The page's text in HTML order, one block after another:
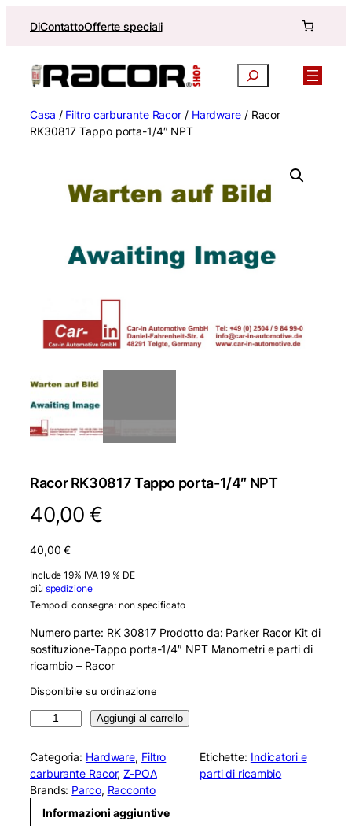
DiContattoOfferte speciali
Ricerca
Casa / Filtro carburante Racor / Hardware/ Racor
RK30817 Tappo porta-1/4″ NPT
Racor RK30817 Tappo porta-1/4″ NPT
40,00€
40,00€
Include 19% IVA 19 % DE
più spedizione
Tempo di consegna: non specificato
Numero parte: RK 30817 Prodotto da: Parker Racor Kit di
sostituzione-Tappo porta-1/4″ NPT Manometri e parti di
ricambio – Racor
Disponibile su ordinazione
c
r
R
Aggiungi al carrello
Categoria: Hardware, Filtro
carburante Racor, Z-POA
Etichette: Indicatori e
parti di ricambio
Brands: Parco, Racconto
Informazioni aggiuntive